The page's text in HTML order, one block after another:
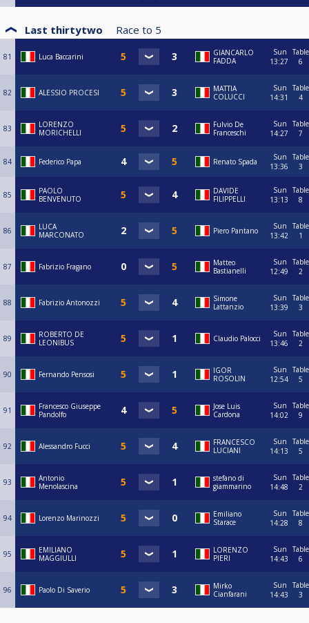
Last thirtytwo Race to 5
81 Luca Baccarini
GIANCARLO
FADDA
Sun
13:27
Table
6
82 ALESSIO PROCESI
MATTIA
COLUCCI
Sun
14:31
Table
4
83
LORENZO
MORICHELLI
Fulvio De
Franceschi
Sun
14:27
Table
7
84 Federico Papa Renato Spada
Sun
13:36
Table
3
85
PAOLO
BENVENUTO
DAVIDE
FILIPPELLI
Sun
13:13
Table
8
86
LUCA
MARCONATO
Piero Pantano
Sun
13:42
Table
1
87 Fabrizio Fragano
Matteo
Bastianelli
Sun
12:49
Table
2
88 Fabrizio Antonozzi
Simone
Lattanzio
Sun
13:39
Table
3
89
ROBERTO DE
LEONIBUS
Claudio Palocci
Sun
13:46
Table
2
90 Fernando Pensosi
IGOR
ROSOLIN
Sun
12:54
Table
5
91
Francesco Giuseppe
Pandolfo
Jose Luis
Cardona
Sun
14:02
Table
9
92 Alessandro Fucci
FRANCESCO
LUCIANI
Sun
14:13
Table
5
93
Antonio
Menolascina
stefano di
giammarino
Sun
14:48
Table
2
94 Lorenzo Marinozzi
Emiliano
Starace
Sun
14:28
Table
8
95
EMILIANO
MAGGIULLI
LORENZO
PIERI
Sun
14:43
Table
6
96 Paolo Di Saverio
Mirko
Cianfarani
Sun
14:43
Table
3